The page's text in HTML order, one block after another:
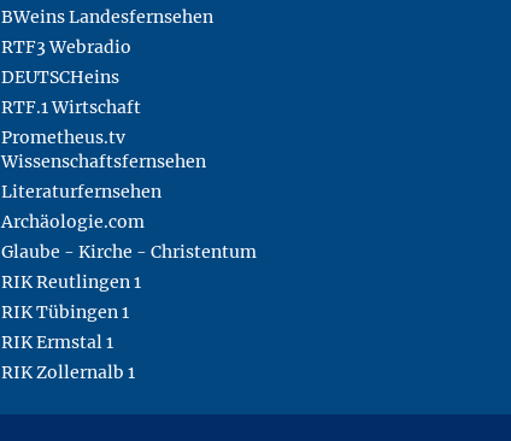
BWeins Landesfernsehen
RTF3 Webradio
DEUTSCHeins
RTF.1 Wirtschaft
Prometheus.tv
Wissenschaftsfernsehen
Literaturfernsehen
Archäologie.com
Glaube - Kirche - Christentum
RIK Reutlingen 1
RIK Tübingen 1
RIK Ermstal 1
RIK Zollernalb 1